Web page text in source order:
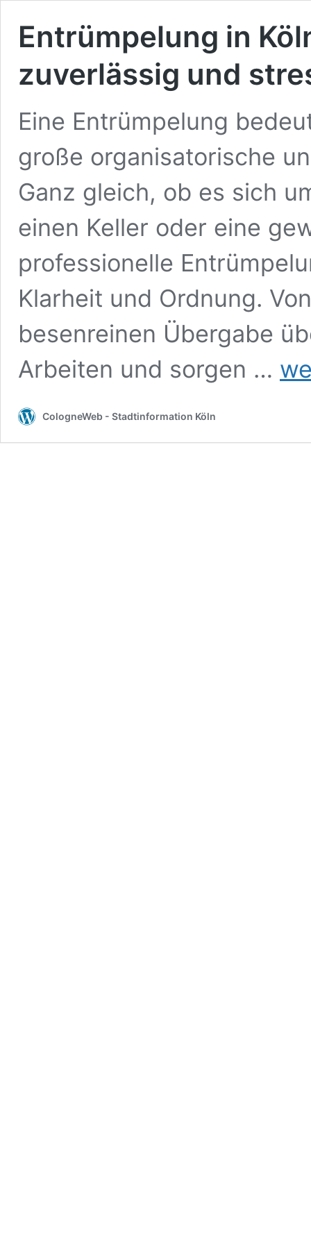
Entrümpelung in
zuverlässig und
Eine Entrümpelung
große organisatorische
Ganz gleich, ob es sich
einen Keller oder eine
professionelle
Klarheit und Ordnung.
besenreinen Übergabe
Arbeiten und sorgen …
in
CologneWeb - Stadtinformation Köln